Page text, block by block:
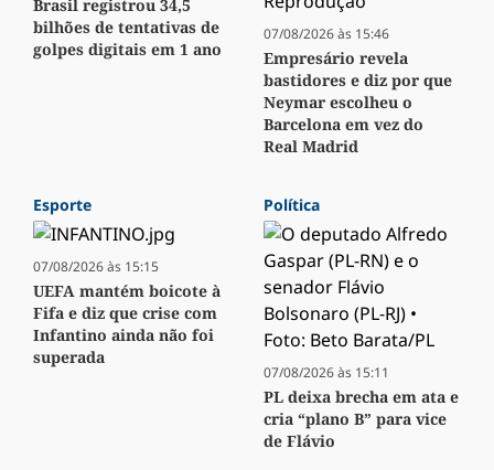
Brasil registrou 34,5
bilhões de tentativas de
golpes digitais em 1 ano
07/08/2026 às 15:46
Empresário revela
bastidores e diz por que
Neymar escolheu o
Barcelona em vez do
Real Madrid
Esporte
07/08/2026 às 15:15
UEFA mantém boicote à
Fifa e diz que crise com
Infantino ainda não foi
superada
Política
07/08/2026 às 15:11
PL deixa brecha em ata e
cria “plano B” para vice
de Flávio